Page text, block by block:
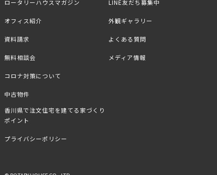
ロータリーハウスマガジン
オフィス紹介
資料請求
無料相談会
LINE友だち募集中
外観ギャラリー
よくある質問
メディア情報
コロナ対策について
中古物件
香川県で注文住宅を建てる家づくり
ポイント
プライバシーポリシー